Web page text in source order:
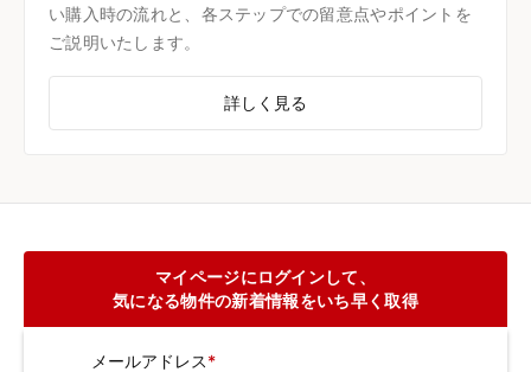
い購入時の流れと、各ステップでの留意点やポイントを
ご説明いたします。
詳しく見る
マイページにログインして、
気になる物件の新着情報をいち早く取得
メールアドレス